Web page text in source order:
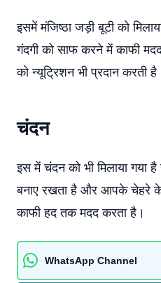
इसमें मंजिष्ठा जड़ी बूटी को
गंदगी को साफ करने में काफी
को न्यूट्रिशन भी प्रदान करती
चंदन
इस में चंदन को भी मिलाया गया
बनाए रखता है और आपके चेहरे के
काफी हद तक मदद करता है।
WhatsApp Channel